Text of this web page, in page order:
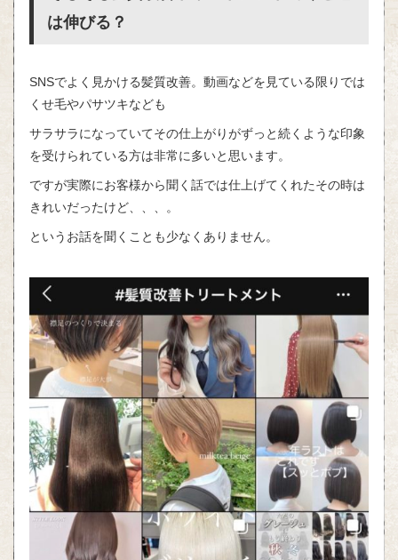
は伸びる？
SNSでよく見かける髪質改善。動画などを見ている限りでは
くせ毛やパサツキなども
サラサラになっていてその仕上がりがずっと続くような印象
を受けられている方は非常に多いと思います。
ですが実際にお客様から聞く話では仕上げてくれたその時は
きれいだったけど、、、。
というお話を聞くことも少なくありません。